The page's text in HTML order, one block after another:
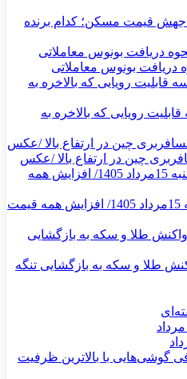
جهش قیمت مسکن؛ کدام برنده
دریافت بونوس معاملاتی
آیفون ۱۸ پرو/ سه قابلیت رویایی که بالاخره به
چین در ارتفاع بالا /عکس
قیمت طلا و سکه امروز پنجشنبه 15مرداد 1405/ افزایش همه قیمت
طلا و سکه به بازگشایی تنگه